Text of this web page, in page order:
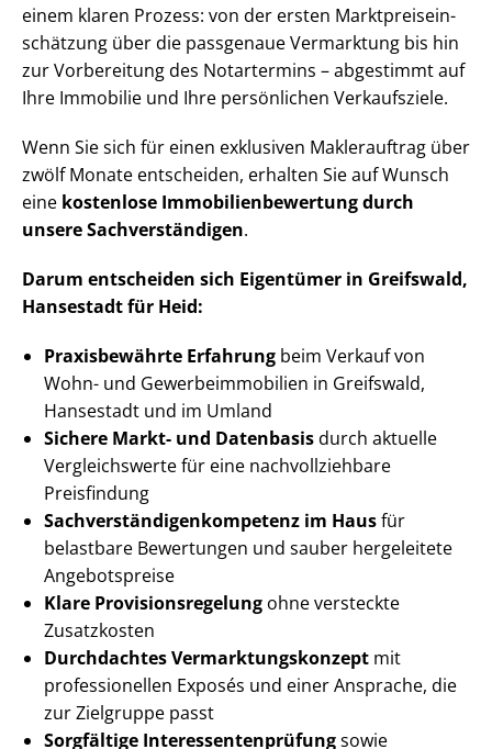
einem klaren Prozess: von der ersten Markt­preis­ein­
schät­zung über die passgenaue Vermarktung bis hin
zur Vorbereitung des Notartermins – abgestimmt auf
Ihre Immobilie und Ihre persönlichen Verkaufsziele.
Wenn Sie sich für einen exklusiven Maklerauftrag über
zwölf Monate entscheiden, erhalten Sie auf Wunsch
eine kostenlose Im­mo­bi­li­en­be­wer­tung durch
unsere Sach­ver­stän­di­gen.
Darum entscheiden sich Eigentümer in Greifswald,
Hansestadt für Heid:
Praxisbewährte Erfahrung beim Verkauf von
Wohn- und Ge­wer­be­im­mo­bi­li­en in Greifswald,
Hansestadt und im Umland
Sichere Markt- und Datenbasisdurch aktuelle
Vergleichswerte für eine nach­voll­zieh­ba­re
Preisfindung
Sach­ver­stän­di­gen­kom­pe­tenz im Hausfür
belastbare Bewertungen und sauber hergeleitete
Angebotspreise
Klare Pro­vi­si­ons­re­ge­lung ohne versteckte
Zusatzkosten
Durchdachtes Ver­mark­tungs­kon­zept mit
professionellen Exposés und einer Ansprache, die
zur Zielgruppe passt
Sorgfältige In­ter­es­sen­ten­prü­fungsowie